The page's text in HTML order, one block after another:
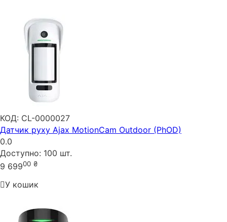
КОД: CL-0000027
Датчик руху Ajax MotionCam Outdoor (PhOD)
0.0
Доступно: 100 шт.
9 69900 ₴
У кошик